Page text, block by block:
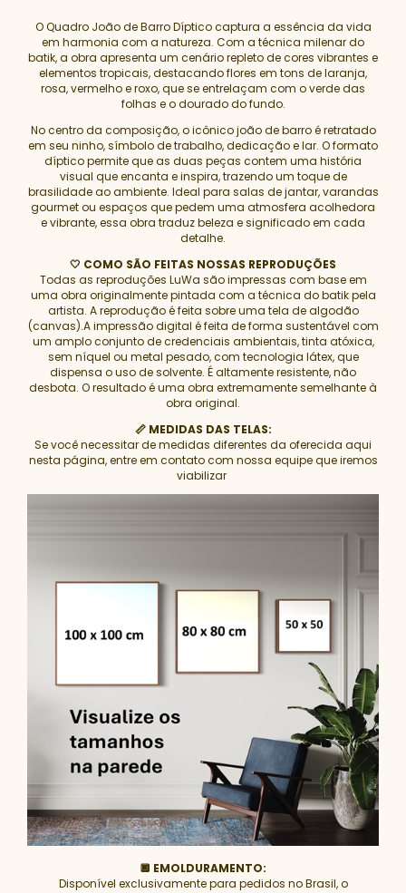
O Quadro João de Barro Díptico captura a essência da vida
em harmonia com a natureza. Com a técnica milenar do
batik, a obra apresenta um cenário repleto de cores vibrantes e
elementos tropicais, destacando flores em tons de laranja,
rosa, vermelho e roxo, que se entrelaçam com o verde das
folhas e o dourado do fundo.
No centro da composição, o icônico joão de barro é retratado
em seu ninho, símbolo de trabalho, dedicação e lar. O formato
díptico permite que as duas peças contem uma história
visual que encanta e inspira, trazendo um toque de
brasilidade ao ambiente. Ideal para salas de jantar, varandas
gourmet ou espaços que pedem uma atmosfera acolhedora
e vibrante, essa obra traduz beleza e significado em cada
detalhe.
🤍 COMO SÃO FEITAS NOSSAS REPRODUÇÕES
Todas as reproduções LuWa são impressas com base em
uma obra originalmente pintada com a técnica do batik pela
artista. A reprodução é feita sobre uma tela de algodão
(canvas).A impressão digital é feita de forma sustentável com
um amplo conjunto de credenciais ambientais, tinta atóxica,
sem níquel ou metal pesado, com tecnologia látex, que
dispensa o uso de solvente. É altamente resistente, não
desbota. O resultado é uma obra extremamente semelhante à
obra original.
📏 MEDIDAS DAS TELAS:
Se você necessitar de medidas diferentes da oferecida aqui
nesta página, entre em contato com nossa equipe que iremos
viabilizar
🔲 EMOLDURAMENTO:
Disponível exclusivamente para pedidos no Brasil, o